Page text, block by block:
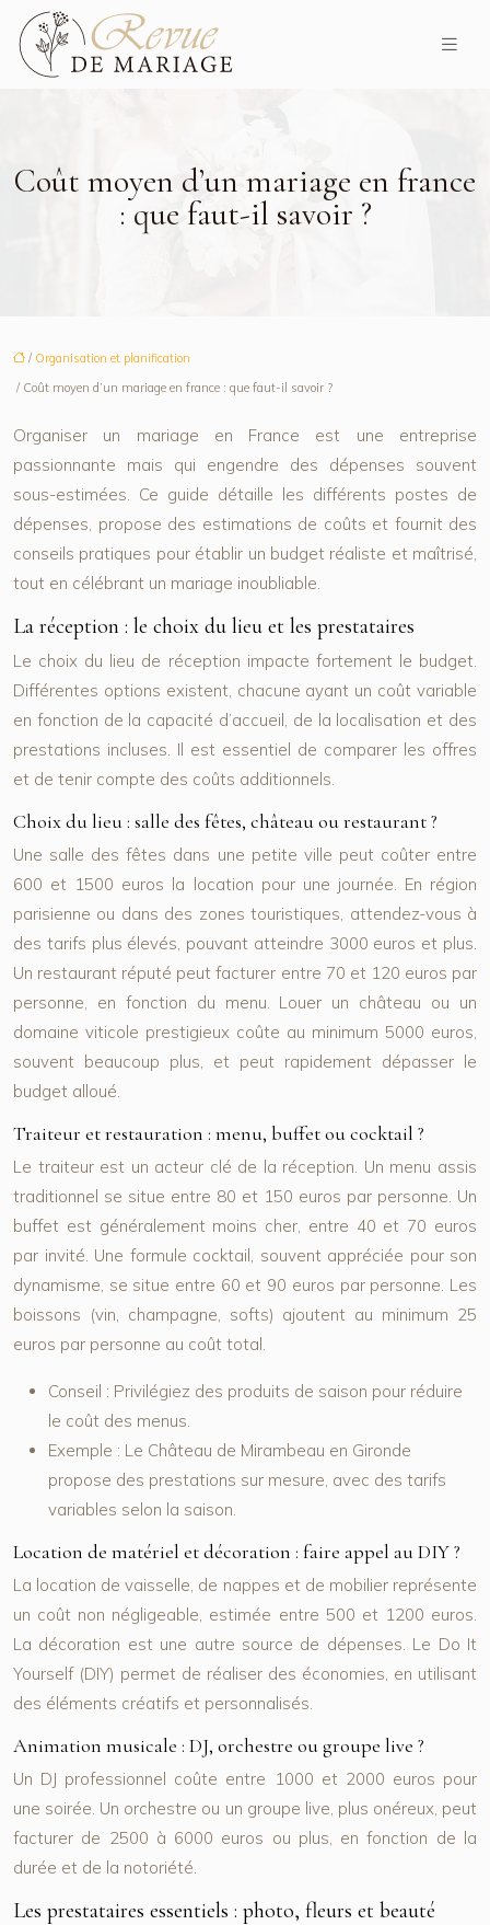
Coût moyen d’un mariage en france
: que faut-il savoir ?
/ Organisation et planification
/ Coût moyen d’un mariage en france : que faut-il savoir ?
Organiser un mariage en France est une entreprise
passionnante mais qui engendre des dépenses souvent
sous-estimées. Ce guide détaille les différents postes de
dépenses, propose des estimations de coûts et fournit des
conseils pratiques pour établir un budget réaliste et maîtrisé,
tout en célébrant un mariage inoubliable.
La réception : le choix du lieu et les prestataires
Le choix du lieu de réception impacte fortement le budget.
Différentes options existent, chacune ayant un coût variable
en fonction de la capacité d’accueil, de la localisation et des
prestations incluses. Il est essentiel de comparer les offres
et de tenir compte des coûts additionnels.
Choix du lieu : salle des fêtes, château ou restaurant ?
Une salle des fêtes dans une petite ville peut coûter entre
600 et 1500 euros la location pour une journée. En région
parisienne ou dans des zones touristiques, attendez-vous à
des tarifs plus élevés, pouvant atteindre 3000 euros et plus.
Un restaurant réputé peut facturer entre 70 et 120 euros par
personne, en fonction du menu. Louer un château ou un
domaine viticole prestigieux coûte au minimum 5000 euros,
souvent beaucoup plus, et peut rapidement dépasser le
budget alloué.
Traiteur et restauration : menu, buffet ou cocktail ?
Le traiteur est un acteur clé de la réception. Un menu assis
traditionnel se situe entre 80 et 150 euros par personne. Un
buffet est généralement moins cher, entre 40 et 70 euros
par invité. Une formule cocktail, souvent appréciée pour son
dynamisme, se situe entre 60 et 90 euros par personne. Les
boissons (vin, champagne, softs) ajoutent au minimum 25
euros par personne au coût total.
Conseil : Privilégiez des produits de saison pour réduire
le coût des menus.
Exemple : Le Château de Mirambeau en Gironde
propose des prestations sur mesure, avec des tarifs
variables selon la saison.
Location de matériel et décoration : faire appel au DIY ?
La location de vaisselle, de nappes et de mobilier représente
un coût non négligeable, estimée entre 500 et 1200 euros.
La décoration est une autre source de dépenses. Le Do It
Yourself (DIY) permet de réaliser des économies, en utilisant
des éléments créatifs et personnalisés.
Animation musicale : DJ, orchestre ou groupe live ?
Un DJ professionnel coûte entre 1000 et 2000 euros pour
une soirée. Un orchestre ou un groupe live, plus onéreux, peut
facturer de 2500 à 6000 euros ou plus, en fonction de la
durée et de la notoriété.
Les prestataires essentiels : photo, fleurs et beauté